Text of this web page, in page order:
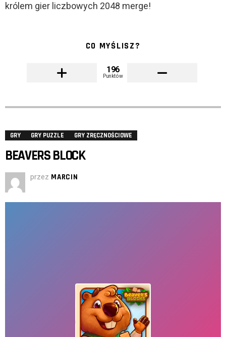
królem gier liczbowych 2048 merge!
CO MYŚLISZ?
196
Punktów
GRY GRY PUZZLE GRY ZRĘCZNOŚCIOWE
BEAVERS BLOCK
przez MARCIN